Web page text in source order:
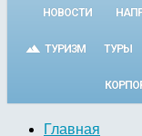
НОВОСТИ
ТУРИЗМ ТУРЫ
Главная